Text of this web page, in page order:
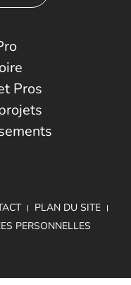
Pros
PLAN DU SITE
PERSONNELLES